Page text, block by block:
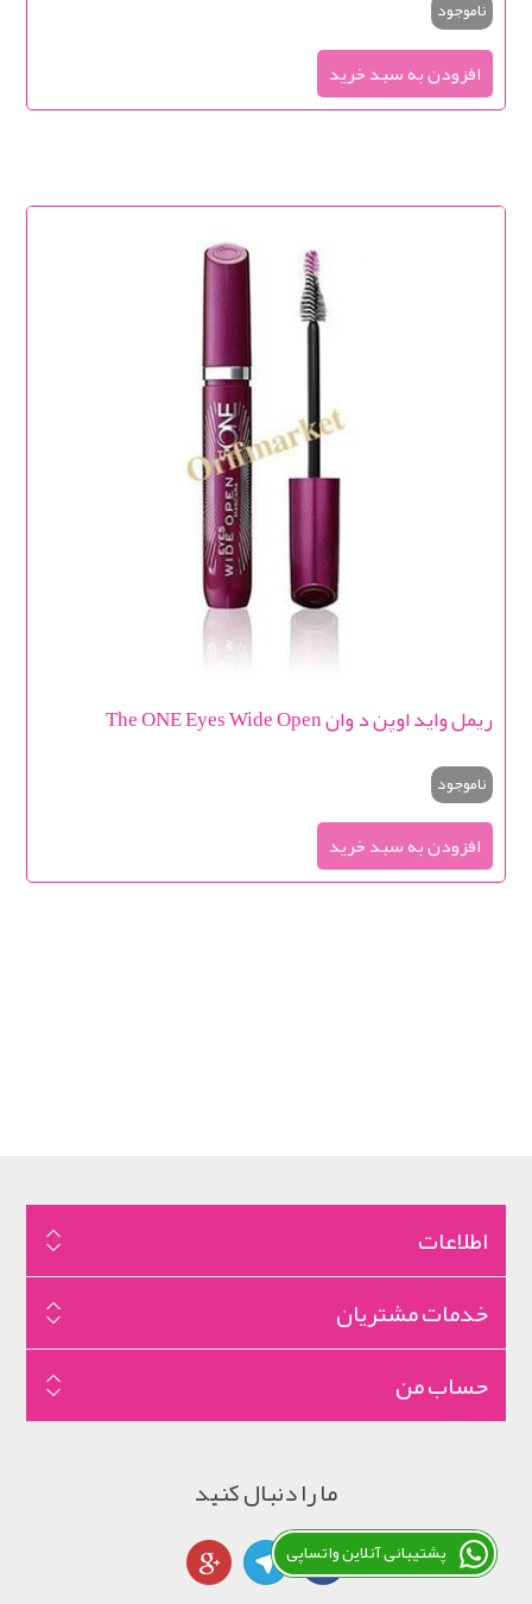
ناموجود
ریمل واید اوپن د وان The ONE Eyes Wide Open
ناموجود
اطلاعات
خدمات مشتریان
حساب من
ما را دنبال کنید
پشتیبانی آنلاین واتساپی